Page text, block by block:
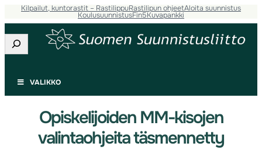
Kilpailut, kuntorastit – RastilippuRastilipun ohjeetAloita suunnistus
KoulusuunnistusFin5Kuvapankki
Etsi
VALIKKO
Opiskelijoiden MM-kisojen
valintaohjeita täsmennetty